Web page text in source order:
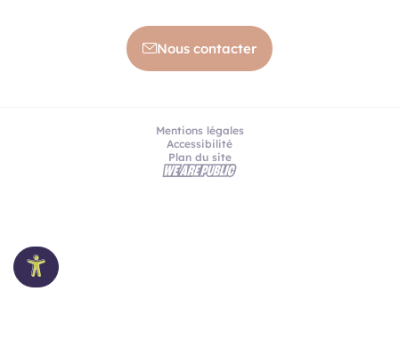
Nous contacter
Mentions légales
Accessibilité
Plan du site